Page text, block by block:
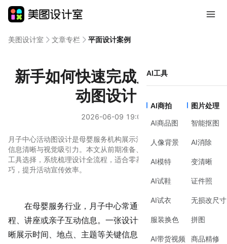
AI工具
AI商拍
AI商品图
人像背景
AI模特
AI试鞋
AI试衣
服装换色
AI带货视频
图片处理
智能抠图
AI消除
变清晰
证件照
无损改尺寸
拼图
商品精修
美图设计室 文章专栏 平面设计案例
新手如何快速完成月子中心活
动图设计？
2026-06-09 19:03
月子中心活动图设计是母婴服务机构展示活动的重要载体，需兼顾
信息清晰与视觉吸引力。本文从前期准备、制作方法、风格建议到
工具选择，系统梳理设计全流程，适合零基础用户快速掌握核心技
巧，提升活动宣传效率。
在母婴服务行业，月子中心常通过活动图向客户传递课
程、讲座或亲子互动信息。一张设计专业的活动图不仅能清
晰展示时间、地点、主题等关键信息，还能通过视觉设计传